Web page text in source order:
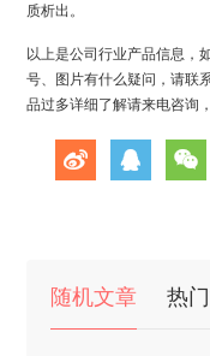
质析出。
以上是公司行业产品信息，
号、图片有什么疑问，请联
品过多详细了解请来电咨询
随机文章 热